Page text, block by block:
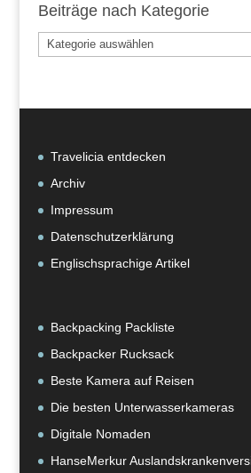
Beiträge nach Kategorie
Beiträge
nach
Travelicia entdecken
Archiv
Impressum
Datenschutzerklärung
Englischsprachige Artikel
Backpacking Packliste
Backpacker Rucksack
Beste Kamera auf Reisen
Die besten Unterwasserkameras
Digitale Nomaden
HanseMerkur